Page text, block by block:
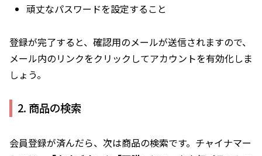
頑丈なパスワードを設定すること
登録が完了すると、確認用のメールが送信されますので、
メール内のリンクをクリックしてアカウントを有効化しま
しょう。
2. 商品の検索
会員登録が済んだら、次は商品の検索です。チャイナマー